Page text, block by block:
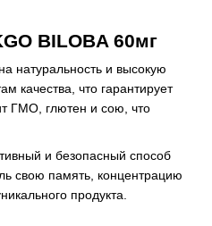
BILOBA 60мг
натуральность и высокую
качества, что гарантирует
ГМО, глютен и сою, что
и безопасный способ
свою память, концентрацию
продукта.